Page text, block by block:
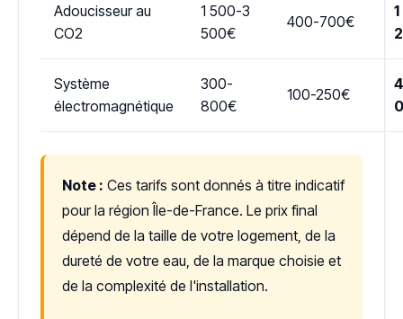
Adoucisseur au
CO2
1 500-3
500€
400-700€
Système
électromagnétique
300-
800€
100-250€
Note : Ces tarifs sont donnés à titre indicatif
pour la région Île-de-France. Le prix final
dépend de la taille de votre logement, de la
dureté de votre eau, de la marque choisie et
de la complexité de l'installation.